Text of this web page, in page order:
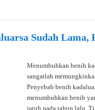
Sudah Lama,
Menumbuhkan benih
sangatlah
Penyebab benih
menumbuhkan benih
jatuh pada tahun lalu.